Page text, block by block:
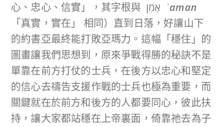
ʾaman
「真實，實在」 相同）直到日落，好讓山下
的約書亞最終能打敗亞瑪力。這幅「穩住」的
圖畫讓我們思想到，原來爭戰得勝的秘訣不是
單靠在前方打仗的士兵，在後方以忠心和堅定
的信心去禱告支援作戰的士兵也極為重要，而
關鍵就在於前方和後方的人都要同心，彼此扶
持，讓大家都站穩在上帝裏面，倚靠祂去為子